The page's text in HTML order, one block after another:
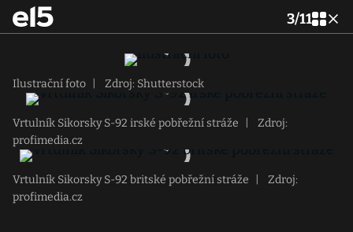
3/11
Ilustrační foto Zdroj: Shutterstock
Vrtulník Sikorsky S-92 irské pobřežní stráže
Zdroj:
profimedia.cz
Vrtulník Sikorsky S-92 britské pobřežní stráže
Zdroj:
profimedia.cz